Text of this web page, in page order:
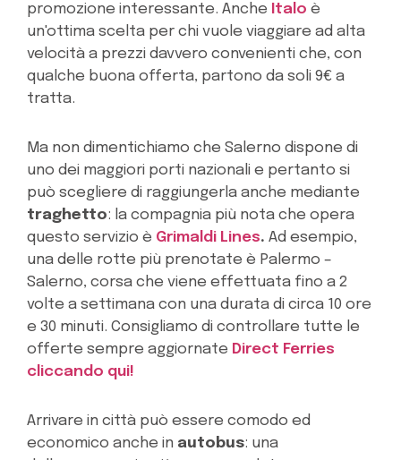
promozione interessante. Anche Italo è
un'ottima scelta per chi vuole viaggiare ad alta
velocità a prezzi davvero convenienti che, con
qualche buona offerta, partono da soli 9€ a
tratta.
Ma non dimentichiamo che Salerno dispone di
uno dei maggiori porti nazionali e pertanto si
può scegliere di raggiungerla anche mediante
traghetto: la compagnia più nota che opera
questo servizio è Grimaldi Lines. Ad esempio,
una delle rotte più prenotate è Palermo –
Salerno, corsa che viene effettuata fino a 2
volte a settimana con una durata di circa 10 ore
e 30 minuti. Consigliamo di controllare tutte le
offerte sempre aggiornate Direct Ferries
cliccando qui!
Arrivare in città può essere comodo ed
economico anche in autobus: una